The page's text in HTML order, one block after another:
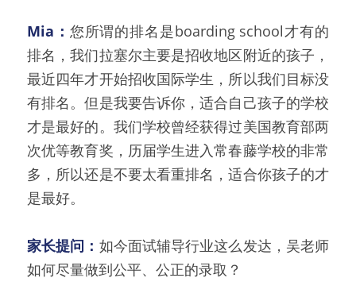
Mia： 您所谓的排名是boarding school才有的
排名，我们拉塞尔主要是招收地区附近的孩子，
最近四年才开始招收国际学生，所以我们目标没
有排名。但是我要告诉你，适合自己孩子的学校
才是最好的。我们学校曾经获得过美国教育部两
次优等教育奖，历届学生进入常春藤学校的非常
多，所以还是不要太看重排名，适合你孩子的才
是最好。
家长提问： 如今面试辅导行业这么发达，吴老师
如何尽量做到公平、公正的录取？